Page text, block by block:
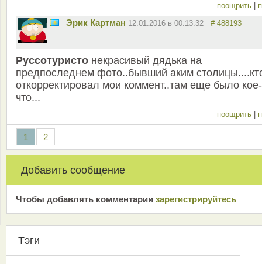
поощрить |
Эрик Картман 12.01.2016 в 00:13:32 # 488193
Руссотуристо некрасивый дядька на
предпоследнем фото..бывший аким
откорректировал мои коммент..там еще было кое-
что...
поощрить |
1 2
Добавить сообщение
Чтобы добавлять комментарии зарeгиcтрирyйтeсь
Тэги